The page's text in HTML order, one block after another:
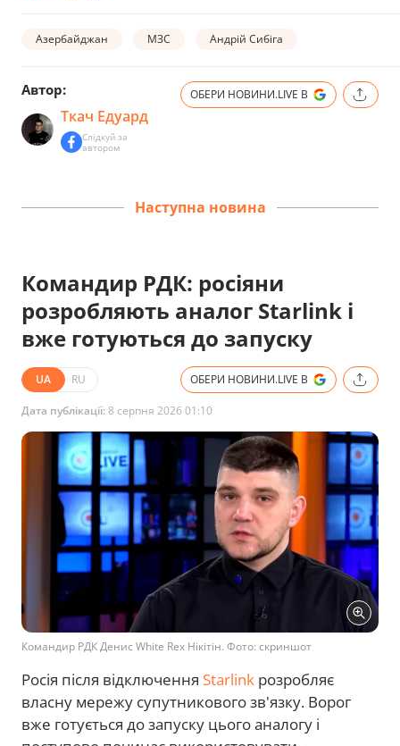
Азербайджан МЗС Андрій Сибіга
Автор:
Ткач Едуард
Слідкуй за
автором
ОБЕРИ НОВИНИ.LIVE В
Наступна новина
Командир РДК: росіяни
розробляють аналог Starlink і
вже готуються до запуску
UA RU ОБЕРИ НОВИНИ.LIVE В
Дата публікації:8 серпня 2026 01:10
Командир РДК Денис White Rex Нікітін. Фото: скриншот
Росія після відключення Starlink розробляє
власну мережу супутникового зв'язку. Ворог
вже готується до запуску цього аналогу і